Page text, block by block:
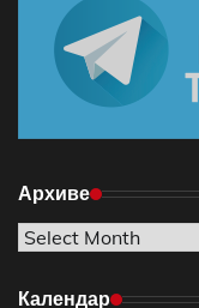
Архиве
Архиве
Календар